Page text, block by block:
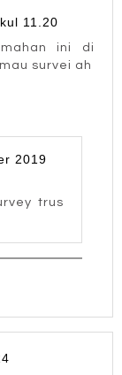
11.20
ini di
survei ah
2019
trus